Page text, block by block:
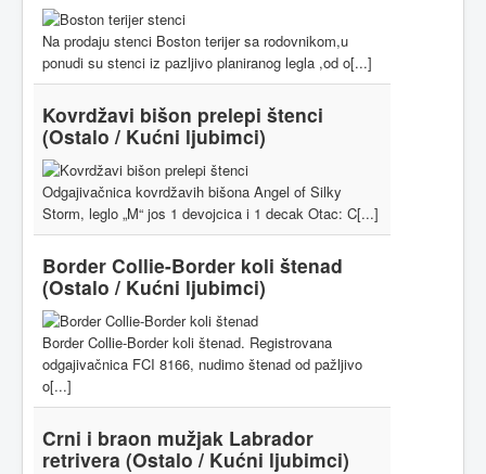
Na prodaju stenci Boston terijer sa rodovnikom,u
ponudi su stenci iz pazljivo planiranog legla ,od o[...]
Kovrdžavi bišon prelepi štenci
(Ostalo / Kućni ljubimci)
Odgajivačnica kovrdžavih bišona Angel of Silky
Storm, leglo „M“ jos 1 devojcica i 1 decak Otac: C[...]
Border Collie-Border koli štenad
(Ostalo / Kućni ljubimci)
Border Collie-Border koli štenad. Registrovana
odgajivačnica FCI 8166, nudimo štenad od pažljivo
o[...]
Crni i braon mužjak Labrador
retrivera (Ostalo / Kućni ljubimci)